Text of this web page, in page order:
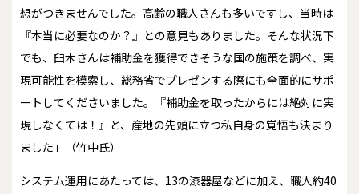
想がつきませんでした。高齢の職人さんも多いですし、当時は
『本当に必要なのか？』との意見もありました。そんな状況下
でも、臼木さんは補助金を獲得できそうな国の施策を調べ、実
現可能性を模索し、総務省でプレゼンする際にも全面的にサポ
ートしてくださいました。『補助金を取ったからには絶対に実
現しなくては！』と、産地の先頭に立つ私自身の覚悟も決まり
ました」（竹中氏）
システム運用にあたっては、13の漆器屋などに加え、職人約40